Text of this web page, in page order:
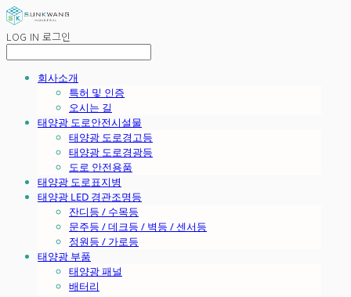
LOG IN 로그인
회사소개
특허 및 인증
오시는 길
태양광 도로안전시설물
태양광 도로경고등
태양광 도로경광등
도로 안전용품
태양광 도로표지병
태양광 LED 경관조명등
잔디등 / 수목등
문주등 / 데크등 / 벽등 / 센서등
정원등 / 가로등
태양광 부품
태양광 패널
배터리